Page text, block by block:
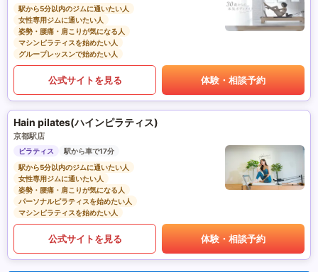
駅から5分以内のジムに通いたい人
女性専用ジムに通いたい人
姿勢・腰痛・肩こりが気になる人
マシンピラティスを始めたい人
グループレッスンで始めたい人
公式サイトを見る 体験・相談予約
Hain pilates(ハインピラティス)
京都駅店
ピラティス
駅から車で17分
駅から5分以内のジムに通いたい人
女性専用ジムに通いたい人
姿勢・腰痛・肩こりが気になる人
パーソナルピラティスを始めたい人
マシンピラティスを始めたい人
公式サイトを見る 体験・相談予約